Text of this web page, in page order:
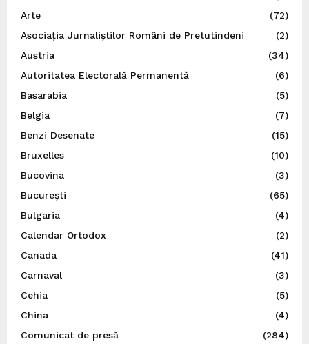
Arte
(72)
Asociația Jurnaliștilor Români de Pretutindeni
(2)
Austria
(34)
Autoritatea Electorală Permanentă
(6)
Basarabia
(5)
Belgia
(7)
Benzi Desenate
(15)
Bruxelles
(10)
Bucovina
(3)
București
(65)
Bulgaria
(4)
Calendar Ortodox
(2)
Canada
(41)
Carnaval
(3)
Cehia
(5)
China
(4)
Comunicat de presă
(284)